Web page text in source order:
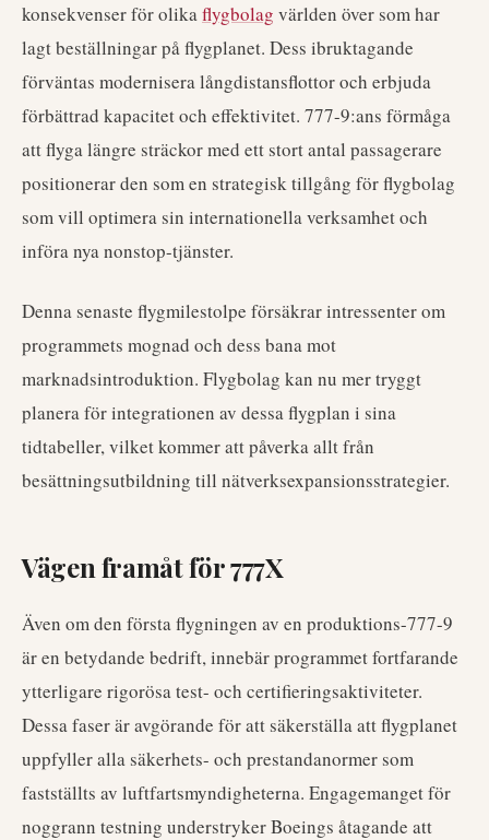
konsekvenser för olikaflygbolag världen över som har
lagt beställningar på flygplanet. Dess ibruktagande
förväntas modernisera långdistansflottor och erbjuda
förbättrad kapacitet och effektivitet. 777-9:ans förmåga
att flyga längre sträckor med ett stort antal passagerare
positionerar den som en strategisk tillgång för flygbolag
som vill optimera sin internationella verksamhet och
införa nya nonstop-tjänster.
Denna senaste flygmilestolpe försäkrar intressenter om
programmets mognad och dess bana mot
marknadsintroduktion. Flygbolag kan nu mer tryggt
planera för integrationen av dessa flygplan i sina
tidtabeller, vilket kommer att påverka allt från
besättningsutbildning till nätverksexpansionsstrategier.
Vägen framåt för 777X
Även om den första flygningen av en produktions-777-9
är en betydande bedrift, innebär programmet fortfarande
ytterligare rigorösa test- och certifieringsaktiviteter.
Dessa faser är avgörande för att säkerställa att flygplanet
uppfyller alla säkerhets- och prestandanormer som
fastställts av luftfartsmyndigheterna. Engagemanget för
noggrann testning understryker Boeings åtagande att